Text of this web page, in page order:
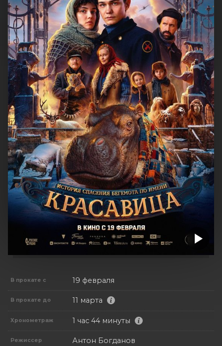
В прокате с 19 февраля
В прокате до 11 марта
Хронометраж 1 час 44 минуты
Режиссер Антон Богданов